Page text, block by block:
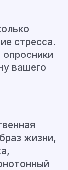
стресса.
вашего
жизни,